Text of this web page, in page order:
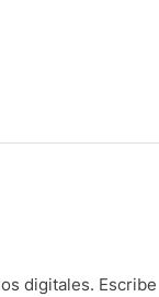
digitales. Escribe